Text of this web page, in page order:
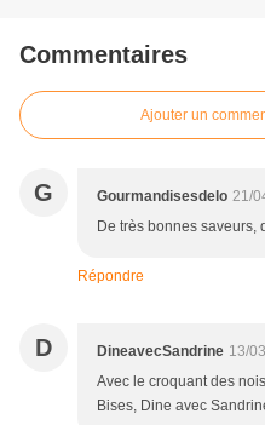
Commentaires
Ajouter un
G Gourmandisesdelo 21/
De très bonnes saveurs,
Répondre
D DineavecSandrine 13/
Avec le croquant des
Bises, Dine avec